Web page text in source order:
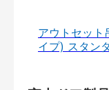
アウトセット
イプ) スタン